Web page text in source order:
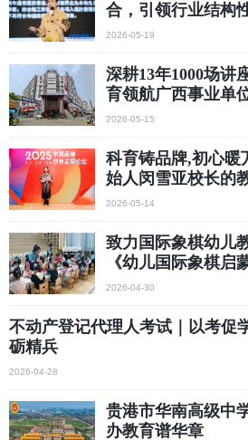
合，引领行业结构
2026-05-19
深耕13年1000场讲
育领航广西事业单
2026-05-15
科育铸品牌,初心
始人闵雪亚校长的
2026-05-14
致力国际象棋幼儿
《幼儿国际象棋启
凤
2026-04-30
不动产登记代理人考试｜以考促
砺精兵
2026-04-28
贵港市华南高级中
办教育谱华章